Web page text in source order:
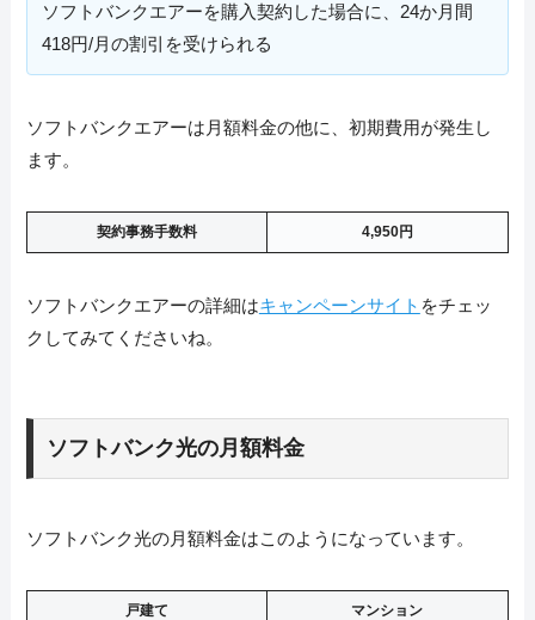
ソフトバンクエアーを購入契約した場合に、24か月間
418円/月の割引を受けられる
ソフトバンクエアーは月額料金の他に、初期費用が発生し
ます。
契約事務手数料 4,950円
ソフトバンクエアーの詳細はキャンペーンサイト をチェッ
クしてみてくださいね。
ソフトバンク光の月額料金
ソフトバンク光の月額料金はこのようになっています。
戸建て マンション